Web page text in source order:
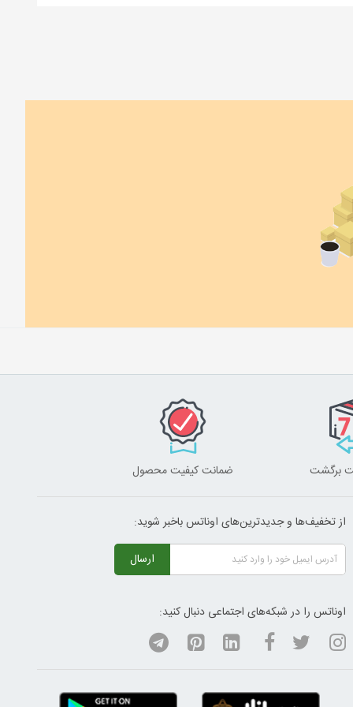
ضمانت کیفیت محصول
از تخفیف‌ها و جدیدترین‌های اوناتس باخبر شوید:
ارسال
اوناتس را در شبکه‌های اجتماعی دنبال کنید: